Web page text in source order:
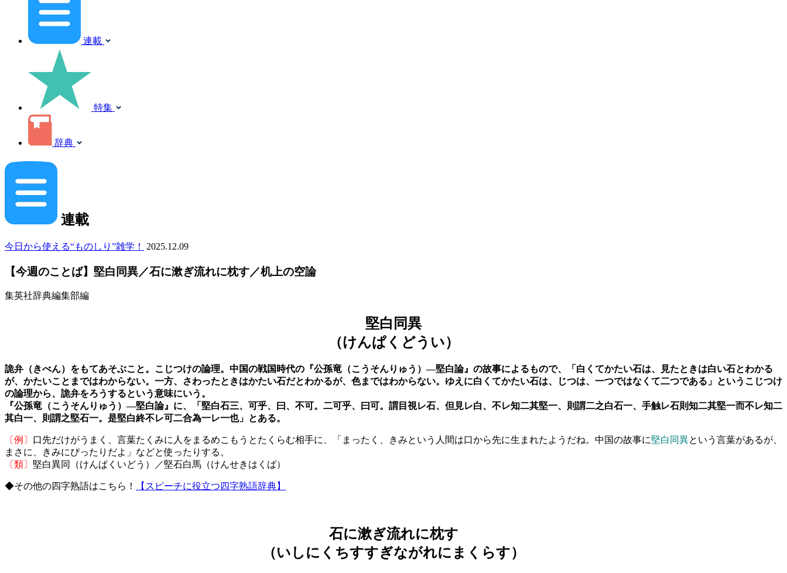
連載
特集
辞典
連載
今日から使える“ものしり”雑学！ 2025.12.09
【今週のことば】堅白同異／石に漱ぎ流れに枕す／机上の空論
集英社辞典編集部編
堅白同異
（けんぱくどうい）
詭弁（きべん）をもてあそぶこと。こじつけの論理。中国の戦国時代の『公孫竜（こうそんりゅう）―堅白論』の故事によるもので、「白くてかたい石は、見たときは白い石とわかる
が、かたいことまではわからない。一方、さわったときはかたい石だとわかるが、色まではわからない。ゆえに白くてかたい石は、じつは、一つではなくて二つである」というこじつけ
の論理から、詭弁をろうするという意味にいう。
『公孫竜（こうそんりゅう）―堅白論』に、「堅白石三、可乎、曰、不可。二可乎、曰可。謂目視レ石、但見レ白、不レ知二其堅一、則謂二之白石一、手触レ石則知二其堅一而不レ知二
其白一、則謂之堅石一。是堅白終不レ可二合為一レ一也」とある。
〔例〕 口先だけがうまく、言葉たくみに人をまるめこもうとたくらむ相手に、「まったく、きみという人間は口から先に生まれたようだね。中国の故事に堅白同異という言葉があるが、
まさに、きみにぴったりだよ」などと使ったりする。
〔類〕 堅白異同（けんぱくいどう）／堅石白馬（けんせきはくば）
◆その他の四字熟語はこちら！ 【スピーチに役立つ四字熟語辞典】
石に漱ぎ流れに枕す
（いしにくちすすぎながれにまくらす）